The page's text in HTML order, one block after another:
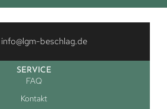
info@lgm-beschlag.de
SERVICE
FAQ
Kontakt